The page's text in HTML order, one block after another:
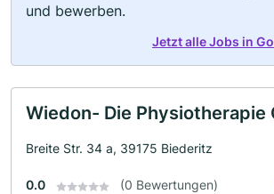
und bewerben.
Jetzt alle Jobs in
Wiedon- Die Physiotherapie
Breite Str. 34 a, 39175 Biederitz
0.0 (0 Bewertungen)